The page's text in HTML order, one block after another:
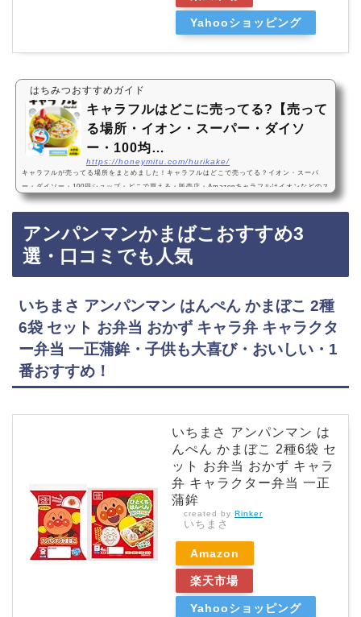
Yahooショッピング
はちみつおすすめガイド
キャラフルはどこに売ってる?【売って
る場所・イオン・スーパー・ダイソ
ー・100均…
https://honeymitu.com/hurikake/
キャラフルが売ってる場所をまとめました！キャラフルはどこで売ってる？イオン・スーパ
ー・ダイソー・100円ショップ・どこで買える・販売店・Amazonキャラフルはイオンなどのス
ーパー、ダイソーに売っています！店舗によっては売ってない店もあるので、Amazonでまと
め買いするのも便利でおすすめです！キャラフルなどキャラクターふりかけおすすめ3選キャ
ラフル デコふり アソート セット・子供が喜ぶ・お弁当・かわいい・価格が安い・1番おすす
め『キャラフル デコふり アソート セット』は人気のキャラフルとデコふりのセットです！…
アンパンマンかまばこおすすめ3
選・口コミでも人気
いちまさ アンパンマン はんぺん かまぼこ 2種
6袋 セット お弁当 おかず キャラ弁 キャラクタ
ー弁当 一正蒲鉾・子供も大喜び・おいしい・1
番おすすめ！
いちまさ アンパンマン は
んぺん かまぼこ 2種6袋 セ
ット お弁当 おかず キャラ
弁 キャラクター弁当 一正
蒲鉾
created by Rinker
いちまさ
Amazon
楽天市場
Yahooショッピング